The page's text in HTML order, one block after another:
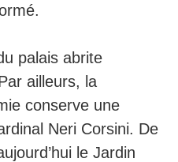
palais abrite
ailleurs, la
conserve une
Neri Corsini. De
le Jardin